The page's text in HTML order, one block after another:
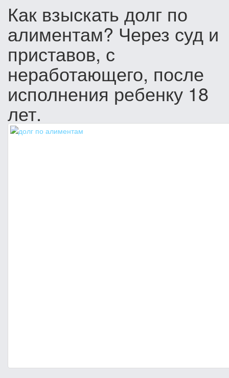
Как взыскать долг по
алиментам? Через суд и
приставов, с
неработающего, после
исполнения ребенку 18
лет.